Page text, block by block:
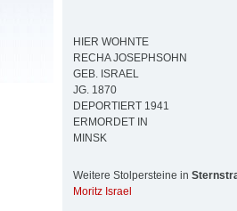
HIER WOHNTE
RECHA JOSEPHSOHN
GEB. ISRAEL
JG. 1870
DEPORTIERT 1941
ERMORDET IN
MINSK
Weitere Stolpersteine in
Moritz Israel